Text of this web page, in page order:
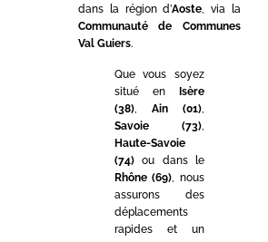
dans la région d’Aoste, via la
Communauté de Communes
Val Guiers.
Que vous soyez
situé en Isère
(38), Ain (01)
Savoie (73)
Haute-Savoie
(74)ou dans le
Rhône (69) , nous
assurons des
déplacements
rapides et un